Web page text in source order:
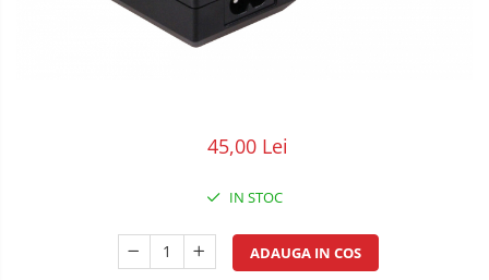
POS/Scanere coduri de bare
45,00 Lei
IN STOC
ADAUGA IN COS